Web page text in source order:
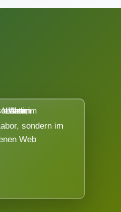
sondern im
Web